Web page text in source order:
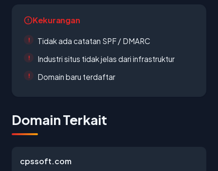
Kekurangan
Tidak ada catatan SPF / DMARC
Industri situs tidak jelas dari infrastruktur
Domain baru terdaftar
Domain Terkait
cpssoft.com